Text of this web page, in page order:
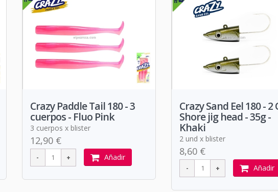
Crazy Paddle Tail 180 - 3
cuerpos - Fluo Pink
3 cuerpos x blister
12,90 €
Añadir
Crazy Sand Eel 180 - 2
Shore jig head - 35g -
Khaki
2 und x blister
8,60 €
Añadir